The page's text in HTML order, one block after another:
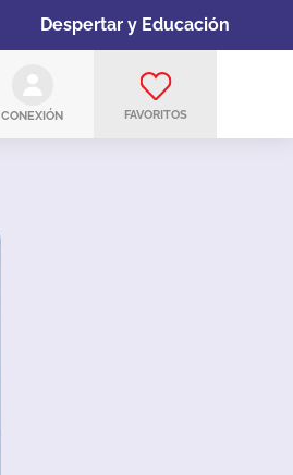
Despertar y Educación
CONEXIÓN FAVORITOS